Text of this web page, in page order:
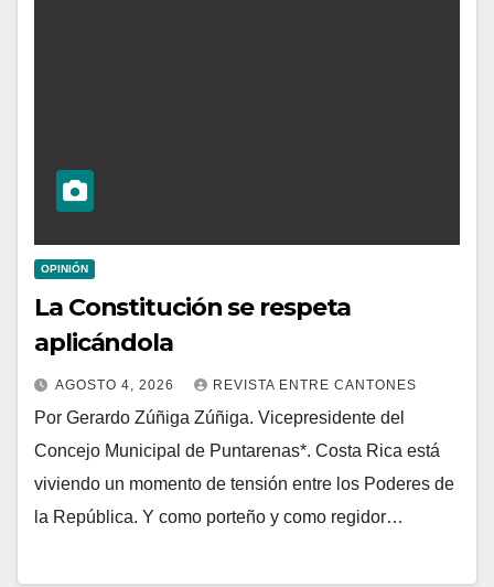
OPINIÓN
La Constitución se respeta
aplicándola
AGOSTO 4, 2026 REVISTA ENTRE CANTONES
Por Gerardo Zúñiga Zúñiga. Vicepresidente del
Concejo Municipal de Puntarenas*. Costa Rica está
viviendo un momento de tensión entre los Poderes de
la República. Y como porteño y como regidor…